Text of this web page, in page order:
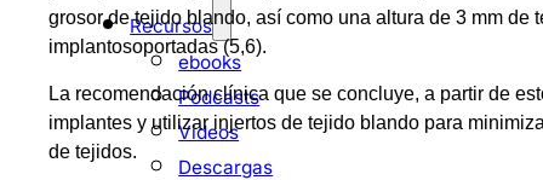
Recursos
ebooks
Podcasts
Videos
Descargas
grosor de tejido blando, así como una altura de 3 mm
implantosoportadas (5,6).
La recomendación clínica que se concluye, a partir de
implantes y utilizar injertos de tejido blando para
de tejidos.